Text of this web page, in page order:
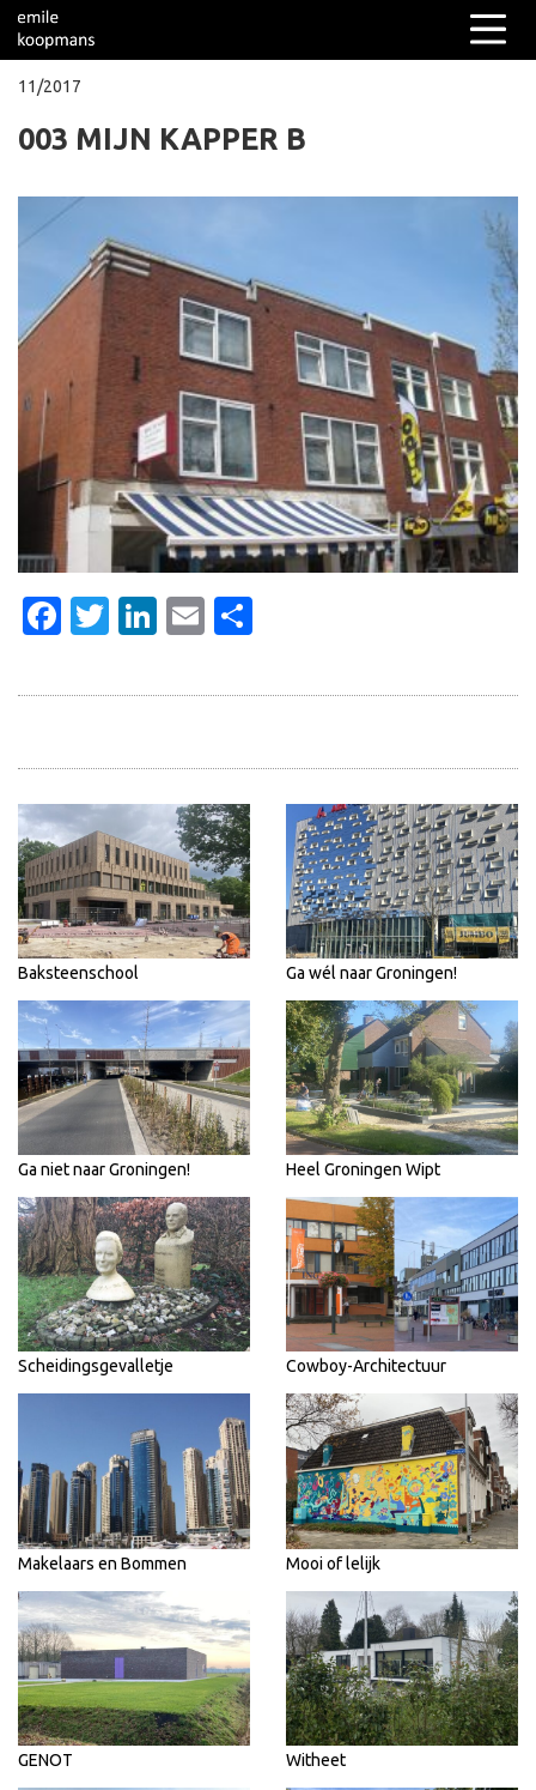
Columns
Over mij
11/2017
003 MIJN KAPPER B
Facebook
Twitter
LinkedIn
Email
Baksteenschool Ga wél naar Groningen!
Ga niet naar Groningen! Heel Groningen Wipt
Scheidingsgevalletje Cowboy-Architectuur
Makelaars en Bommen Mooi of lelijk
GENOT Witheet